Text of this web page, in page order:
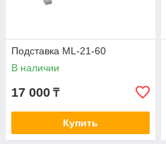
Подставка ML-21-60
В наличии
17 000 ₸
Купить